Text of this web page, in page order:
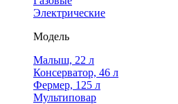
Электрические
Модель
Малыш, 22 л
Консерватор, 46 л
Фермер, 125 л
Мультиповар